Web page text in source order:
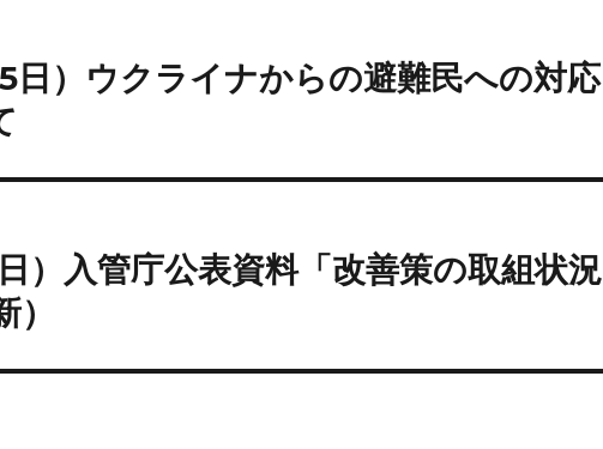
）ウクライナからの避難民への対応
）入管庁公表資料「改善策の取組状況